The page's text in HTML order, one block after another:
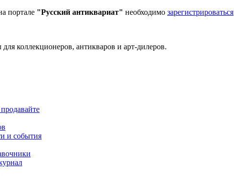
портале "Русский антиквариат" необходимо зарегистрироваться
коллекционеров, антикваров и арт-дилеров.
и события